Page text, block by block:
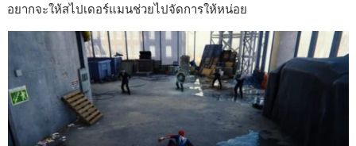
o
o
n
g
r
i
n
k
อยากจะให้สไปเดอร์แมนช่วยไปจัดการให้หน่อย